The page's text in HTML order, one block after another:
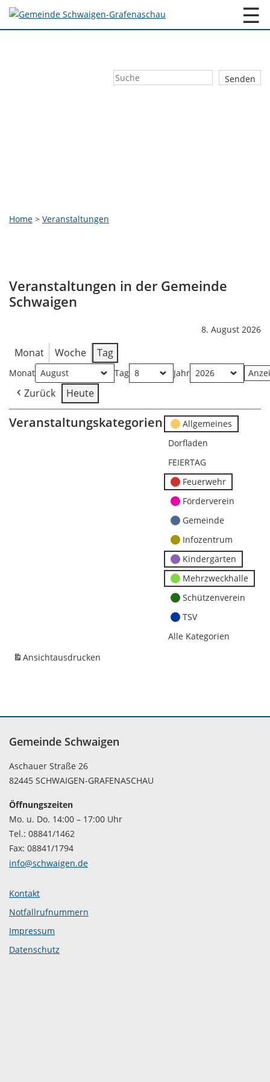
☰
Home > Veranstaltungen
Veranstaltungen in der Gemeinde
Schwaigen
8. August 2026
Monat Woche Tag
Monat Tag Jahr
Zurück Heute
Veranstaltungskategorien
Allgemeines
Dorfladen
FEIERTAG
Feuerwehr
Förderverein
Gemeinde
Infozentrum
Kindergärten
Mehrzweckhalle
Schützenverein
TSV
Alle Kategorien
Ansichtausdrucken
Gemeinde Schwaigen
Aschauer Straße 26
82445 SCHWAIGEN-GRAFENASCHAU
Öffnungszeiten
Mo. u. Do. 14:00 – 17:00 Uhr
Tel.: 08841/1462
Fax: 08841/1794
info@schwaigen.de
Kontakt
Notfallrufnummern
Impressum
Datenschutz